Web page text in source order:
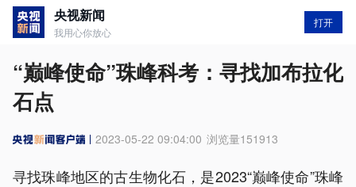
央视新闻
我用心你放心
打开
“巅峰使命”珠峰科考：寻找加布拉化
石点
2023-05-22 09:04:00 浏览量151913
寻找珠峰地区的古生物化石，是2023“巅峰使命”珠峰